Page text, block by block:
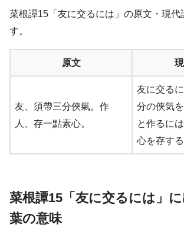
菜根譚15「友に交るには」の原文・現代
す。
原文
友、須帶三分俠氣。作
人、存一點素心。
友に交る
分の俠気
と作るに
心を存する
菜根譚15「友に交るには」
葉の意味